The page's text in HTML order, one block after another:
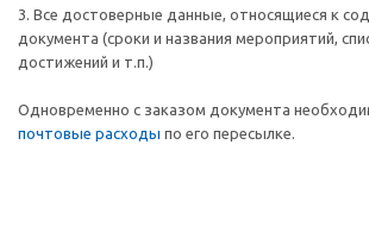
3. Все достоверные данные, относящиеся к
документа (сроки и названия мероприятий,
достижений и т.п.)
Одновременно с заказом документа
почтовые расходы по его пересылке.